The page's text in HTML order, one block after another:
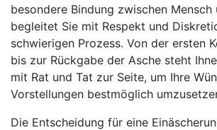
besondere Bindung zwischen Mensch
begleitet Sie mit Respekt und
schwierigen Prozess. Von der ersten
bis zur Rückgabe der Asche steht
mit Rat und Tat zur Seite, um Ihre
Vorstellungen bestmöglich
Die Entscheidung für eine